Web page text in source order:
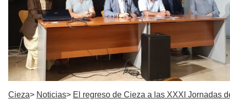
Cieza Noticias
El regreso de Cieza a las XXXI Jornadas